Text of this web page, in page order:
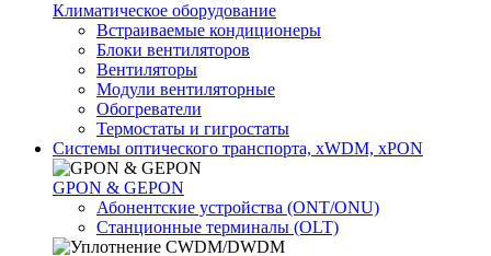
Климатичeское оборудование
Встраиваемые кондиционеры
Блоки вентиляторов
Вентиляторы
Модули вентиляторные
Обогреватели
Термостаты и гигростаты
Системы оптического транспорта, xWDM, xPON
GPON & GEPON
Абонентские устройства (ONT/ONU)
Станционные терминалы (OLT)